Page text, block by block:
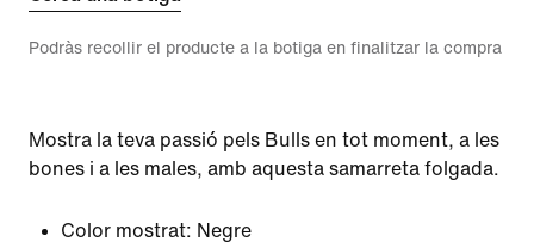
Podràs recollir el producte a la botiga en finalitzar la compra
Mostra la teva passió pels Bulls en tot moment, a les
bones i a les males, amb aquesta samarreta folgada.
Color mostrat: Negre